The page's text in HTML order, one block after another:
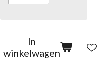
In
winkelwagen